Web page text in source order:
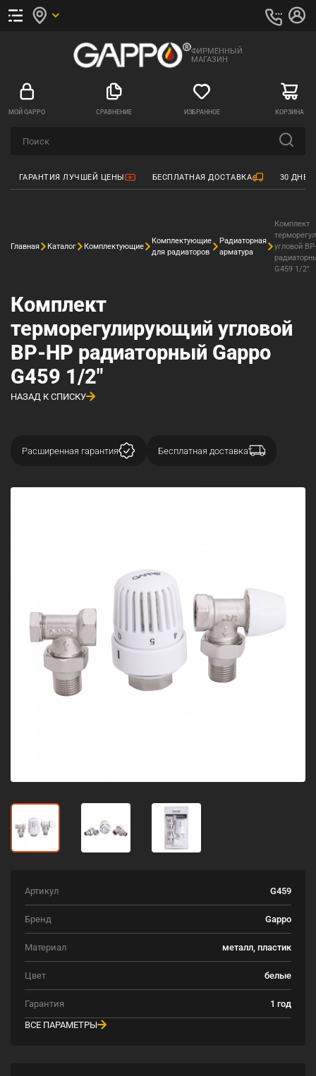
ФИРМЕННЫЙ
МАГАЗИН
МОЙ GAPPO СРАВНЕНИЕ ИЗБРАННОЕ КОРЗИНА
ГАРАНТИЯ ЛУЧШЕЙ ЦЕНЫ БЕСПЛАТНАЯ ДОСТАВКА 30
Главная Каталог Комплектующие
Комплектующие
для радиаторов
Радиаторная
арматура
Комплект
угловой
G459 1/2"
Комплект
терморегулирующий угловой
ВР-НР радиаторный Gappo
G459 1/2"
НАЗАД К СПИСКУ
Расширенная гарантия Бесплатная доставка
Артикул G459
Бренд Gappo
Материал металл, пластик
Цвет белые
Гарантия
1 год
ВСЕ ПАРАМЕТРЫ